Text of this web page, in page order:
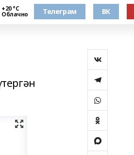
+20 °С
Облачно Телеграм ВК